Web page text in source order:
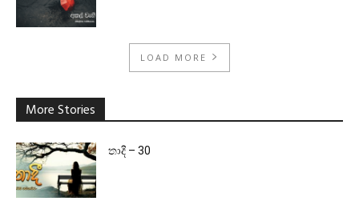
LOAD MORE
More Stories
තාදී – 30